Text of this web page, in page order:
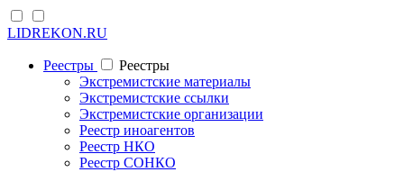
LIDREKON.RU
Реестры
Реестры
Экстремистские материалы
Экстремистские ссылки
Экстремистские организации
Реестр иноагентов
Реестр НКО
Реестр СОНКО